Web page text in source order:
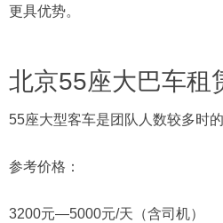
更具优势。
北京55座大巴车租
55座大型客车是团队人数较多时的
参考价格：
3200元—5000元/天（含司机）